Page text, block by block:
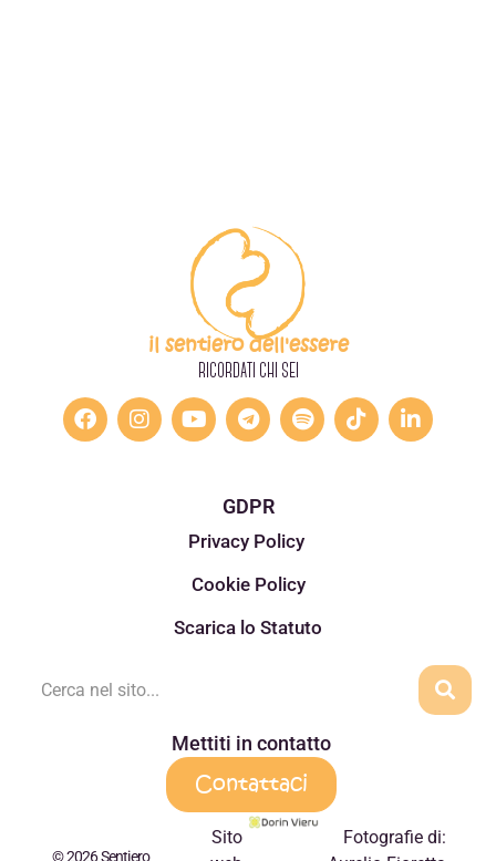
il sentiero dell'essere
RICORDATI CHI SEI
GDPR
Privacy Policy
Cookie Policy
Scarica lo Statuto
Mettiti in contatto
Contattaci
© 2026 Sentiero
Sito
Fotografie di: